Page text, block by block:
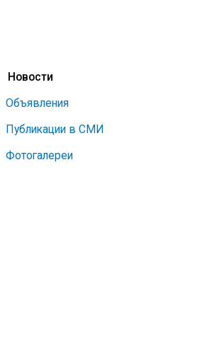
Новости
Объявления
Публикации в СМИ
Фотогалереи